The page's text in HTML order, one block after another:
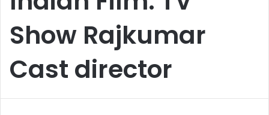
Show Rajkumar
Cast director